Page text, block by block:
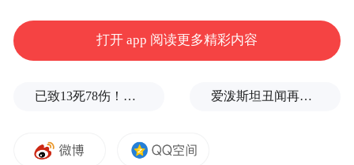
Susquehanna分析师Chris Rolland表示，公司
完全超出市场预期。这部分收入并未包含在
本次业绩超预期的幅度远不及此前市场想
打开 app 阅读更多精彩内容
已致13死78伤！这是乌方对俄本土发动的最致命袭击之一 爱泼斯坦丑闻再曝新线索！美国顶级艺术学校爆70起性侵黑幕，近50名成年人被指控